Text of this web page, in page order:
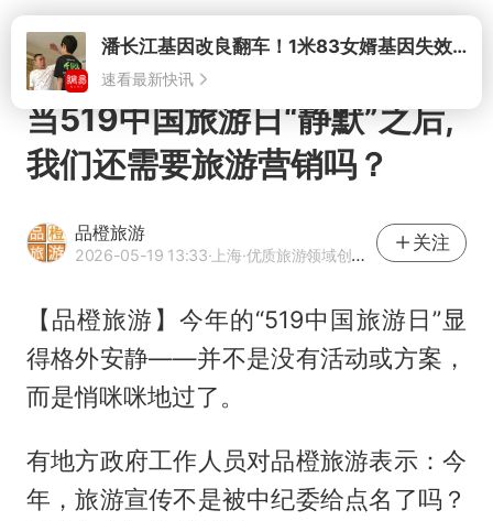
打开 潘长江基因改良翻车！1米83女婿基因失效，12岁外孙身高只到姥爷下巴
速看最新快讯
当519中国旅游日“静默”之后,
我们还需要旅游营销吗？
品橙旅游
2026-05-19 13:33·上海·优质旅游领域创作者
关注
【品橙旅游】今年的“519中国旅游日”显
得格外安静——并不是没有活动或方案，
而是悄咪咪地过了。
有地方政府工作人员对品橙旅游表示：今
年，旅游宣传不是被中纪委给点名了吗？